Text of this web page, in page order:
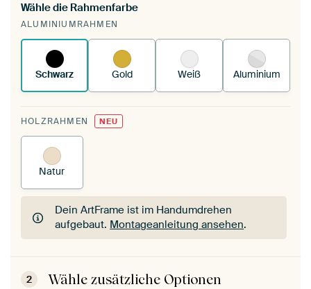
Du spannst einen wechselbaren Textiltuch in
deinen vorhandenen ArtFrame™.
funktioniert es.
Wähle die Rahmenfarbe
ALUMINIUMRAHMEN
Schwarz Gold Weiß Aluminium
HOLZRAHMEN NEU
Natur
Dein ArtFrame ist im Handumdrehen
aufgebaut. Montageanleitung ansehen.
Dein ArtFrame ist im Handumdrehen
aufgebaut.Montageanleitung ansehen
2 Wähle zusätzliche Optionen